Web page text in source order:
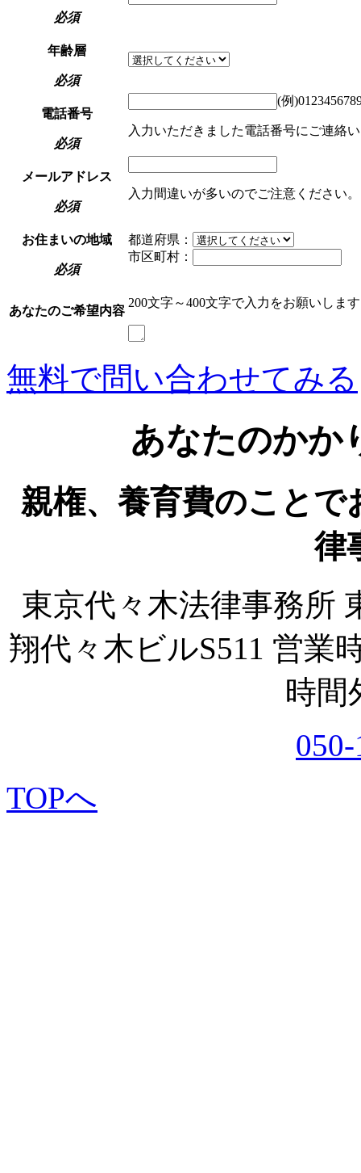
必須
年齢層
必須
電話番号
必須
(例
入力いただきました電話番号にご連絡
メールアドレス
必須
入力間違いが多いのでご注意ください。
お住まいの地域
必須
都道府県：
市区町村：
あなたのご希望内容
200文字～400文字で入力をお願いしま
無料で問い合わせてみる
あなたのかか
親権、養育費のこと
律
東京代々木法律事務所
翔代々木ビルS511 営業
時間
TOPへ